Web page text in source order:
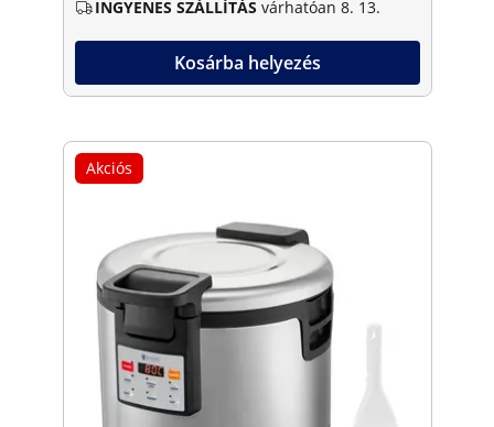
INGYENES SZÁLLÍTÁS várhatóan 8. 13.
Kosárba helyezés
Akciós